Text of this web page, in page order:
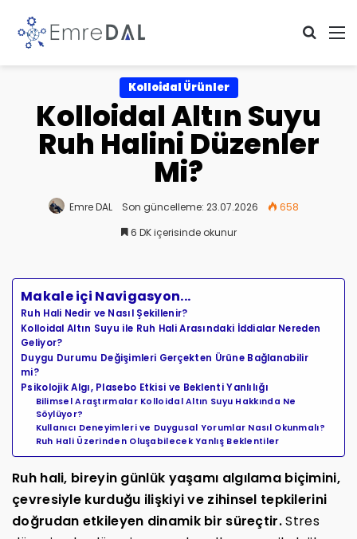
Kolloidal Ürünler
Kolloidal Altın Suyu
Ruh Halini Düzenler
Mi?
Emre DAL Son güncelleme: 23.07.2026
658
6 DK içerisinde okunur
Makale içi Navigasyon...
Ruh Hali Nedir ve Nasıl Şekillenir?
Kolloidal Altın Suyu ile Ruh Hali Arasındaki İddialar Nereden
Geliyor?
Duygu Durumu Değişimleri Gerçekten Ürüne Bağlanabilir
mi?
Psikolojik Algı, Plasebo Etkisi ve Beklenti Yanlılığı
Bilimsel Araştırmalar Kolloidal Altın Suyu Hakkında Ne
Söylüyor?
Kullanıcı Deneyimleri ve Duygusal Yorumlar Nasıl Okunmalı?
Ruh Hali Üzerinden Oluşabilecek Yanlış Beklentiler
Ruh hali, bireyin günlük yaşamı algılama biçimini,
çevresiyle kurduğu ilişkiyi ve zihinsel tepkilerini
doğrudan etkileyen dinamik bir süreçtir.Stres